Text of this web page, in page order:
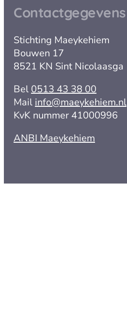
Contactgegevens
Stichting Maeykehiem
Bouwen 17
8521 KN Sint Nicolaasga
Bel 0513 43 38 00
Mail info@maeykehiem.nl
KvK nummer 41000996
ANBI Maeykehiem